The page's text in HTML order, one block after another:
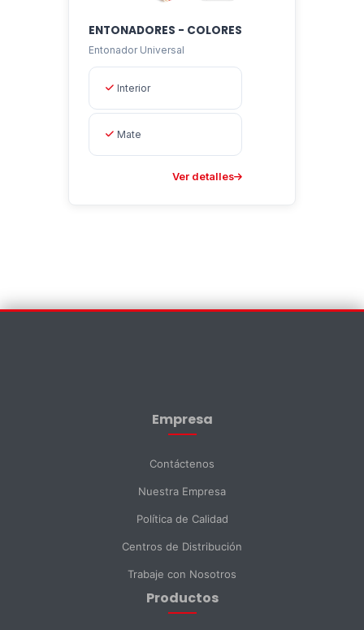
ENTONADORES - COLORES
Entonador Universal
Interior
Mate
Ver detalles
Empresa
Contáctenos
Nuestra Empresa
Política de Calidad
Centros de Distribución
Trabaje con Nosotros
Productos